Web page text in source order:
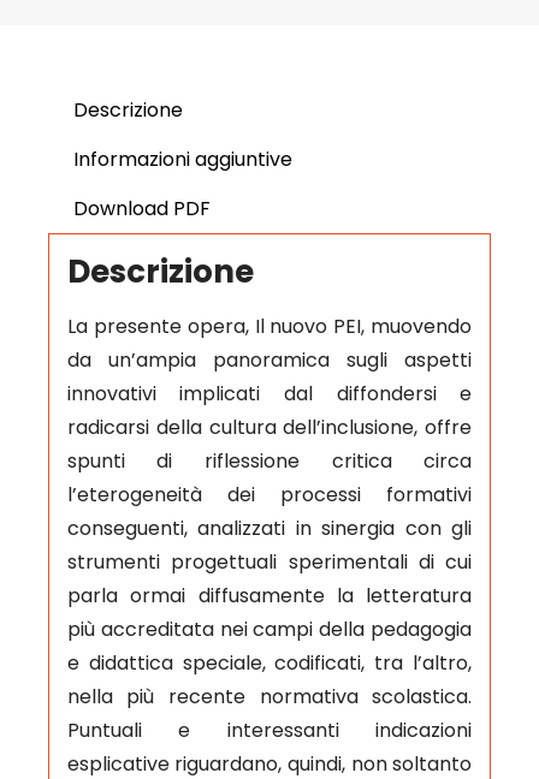
Descrizione
Informazioni aggiuntive
Download PDF
Descrizione
La presente opera, Il nuovo PEI, muovendo
da un’ampia panoramica sugli aspetti
innovativi implicati dal diffondersi e
radicarsi della cultura dell’inclusione, offre
spunti di riflessione critica circa
l’eterogeneità dei processi formativi
conseguenti, analizzati in sinergia con gli
strumenti progettuali sperimentali di cui
parla ormai diffusamente la letteratura
più accreditata nei campi della pedagogia
e didattica speciale, codificati, tra l’altro,
nella più recente normativa scolastica.
Puntuali e interessanti indicazioni
esplicative riguardano, quindi, non soltanto